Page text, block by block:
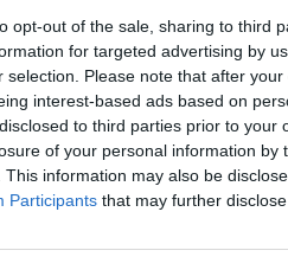
opt-out of the sale, sharing to third
for targeted advertising by
selection. Please note that after
interest-based ads based on
to third parties prior to
of your personal information by
This information may also be
Participants that may further
(autonomi e dipendenti) è
vanno in pensione
nel 2011 ma hanno
mesi previsti dalla
Stanno quindi
vecchiaia gli uomini a 65
si aggiungono i 12-18
uscendo inoltre ancora